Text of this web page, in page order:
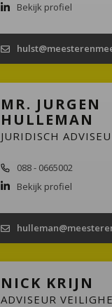
Bekijk profiel
MR. JURGEN
HULLEMAN
JURIDISCH
088 - 0665002
Bekijk profiel
NICK KRIJN
ADVISEUR